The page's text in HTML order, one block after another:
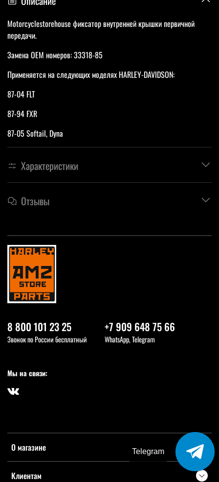
Motorcyclestorehouse фиксатор внутренней крышки первичной
передачи.
Замена OEM номеров: 33318-85
Применяется на следующих моделях HARLEY-DAVIDSON:
87-04 FLT
87-94 FXR
87-05 Softail, Dyna
Характеристики
Отзывы
О магазине
Клиентам
8 800 101 23 25
Звонок по России бесплатный
+7 909 648 75 66
WhatsApp, Telegram
Мы на связи:
Telegram